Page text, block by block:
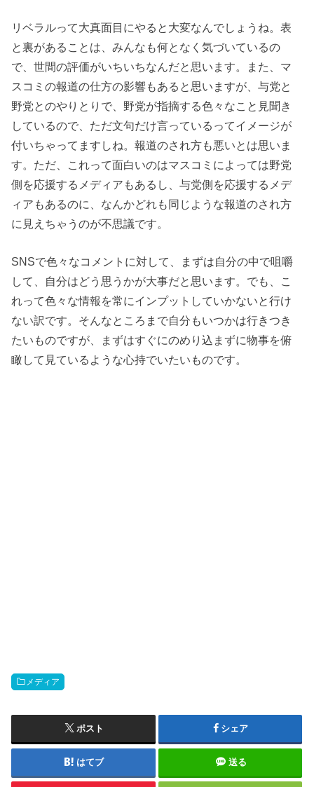
リベラルって大真面目にやると大変なんでしょうね。表
と裏があることは、みんなも何となく気づいているの
で、世間の評価がいちいちなんだと思います。また、マ
スコミの報道の仕方の影響もあると思いますが、与党と
野党とのやりとりで、野党が指摘する色々なこと見聞き
しているので、ただ文句だけ言っているってイメージが
付いちゃってますしね。報道のされ方も悪いとは思いま
す。ただ、これって面白いのはマスコミによっては野党
側を応援するメディアもあるし、与党側を応援するメデ
ィアもあるのに、なんかどれも同じような報道のされ方
に見えちゃうのが不思議です。
SNSで色々なコメントに対して、まずは自分の中で咀嚼
して、自分はどう思うかが大事だと思います。でも、こ
れって色々な情報を常にインプットしていかないと行け
ない訳です。そんなところまで自分もいつかは行きつき
たいものですが、まずはすぐにのめり込まずに物事を俯
瞰して見ているような心持でいたいものです。
メディア
ポスト シェア
はてブ 送る